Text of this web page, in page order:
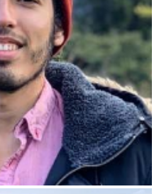
Alemania